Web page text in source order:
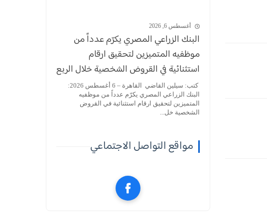
أغسطس 6, 2026
البنك الزراعي المصري يكرّم عدداً من
موظفيه المتميزين لتحقيق ارقام
استثنائية في القروض الشخصية خلال الربع
الأول من 2026
كتب: سيلين القاضي القاهرة – 6 أغسطس 2026:
البنك الزراعي المصري يكرّم عدداً من موظفيه
المتميزين لتحقيق ارقام استثنائية في القروض
الشخصية خل...
مواقع التواصل الاجتماعي